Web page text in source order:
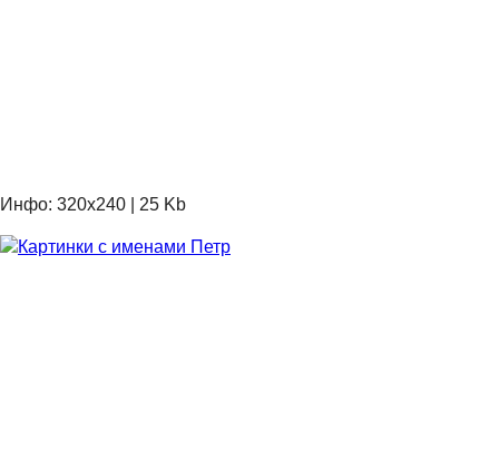
Инфо: 320х240 | 25 Kb